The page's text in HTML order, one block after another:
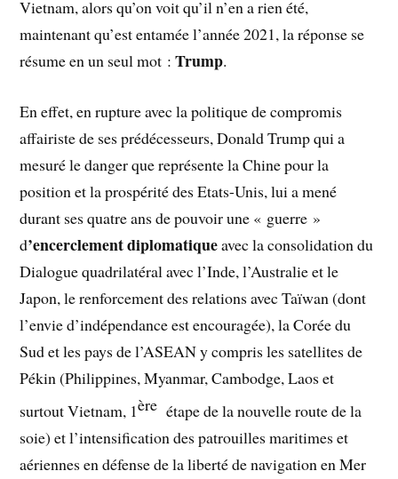
Vietnam, alors qu’on voit qu’il n’en a rien été,
maintenant qu’est entamée l’année 2021, la réponse se
résume en un seul mot : Trump.
En effet, en rupture avec la politique de compromis
affairiste de ses prédécesseurs, Donald Trump qui a
mesuré le danger que représente la Chine pour la
position et la prospérité des Etats-Unis, lui a mené
durant ses quatre ans de pouvoir une « guerre »
d’encerclement diplomatiqueavec la consolidation du
Dialogue quadrilatéral avec l’Inde, l’Australie et le
Japon, le renforcement des relations avec Taïwan (dont
l’envie d’indépendance est encouragée), la Corée du
Sud et les pays de l’ASEAN y compris les satellites de
Pékin (Philippines, Myanmar, Cambodge, Laos et
surtout Vietnam, 1ère étape de la nouvelle route de la
soie) et l’intensification des patrouilles maritimes et
aériennes en défense de la liberté de navigation en Mer